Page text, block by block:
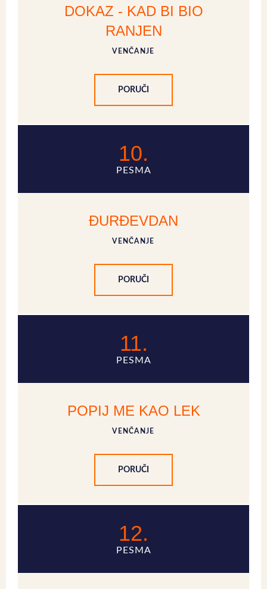
DOKAZ - KAD BI BIO
RANJEN
VENČANJE
PORUČI
10.
PESMA
ĐURĐEVDAN
VENČANJE
PORUČI
11.
PESMA
POPIJ ME KAO LEK
VENČANJE
PORUČI
12.
PESMA